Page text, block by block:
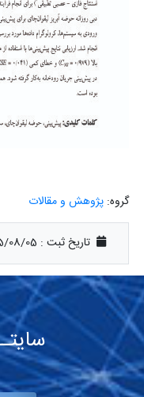
گروه:پژوهش و مقالات
تاریخ ثبت : 08/05